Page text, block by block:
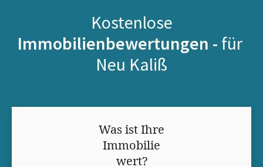
Kostenlose
Immobilienbewertungen - für
Neu Kaliß
Was ist Ihre
Immobilie
wert?